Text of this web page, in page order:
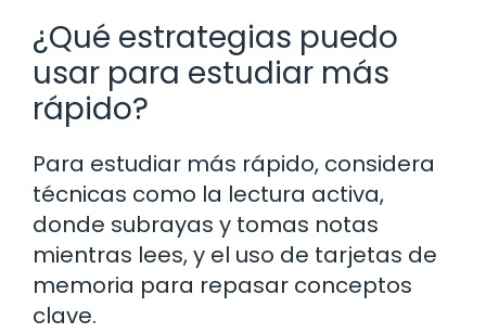
¿Qué estrategias puedo
usar para estudiar más
rápido?
Para estudiar más rápido, considera
técnicas como la lectura activa,
donde subrayas y tomas notas
mientras lees, y el uso de tarjetas de
memoria para repasar conceptos
clave.